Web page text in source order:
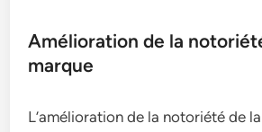
Amélioration de la
marque
L’amélioration de la notoriété de